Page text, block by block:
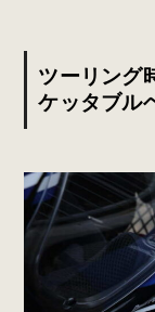
ツーリング
ケッタブル